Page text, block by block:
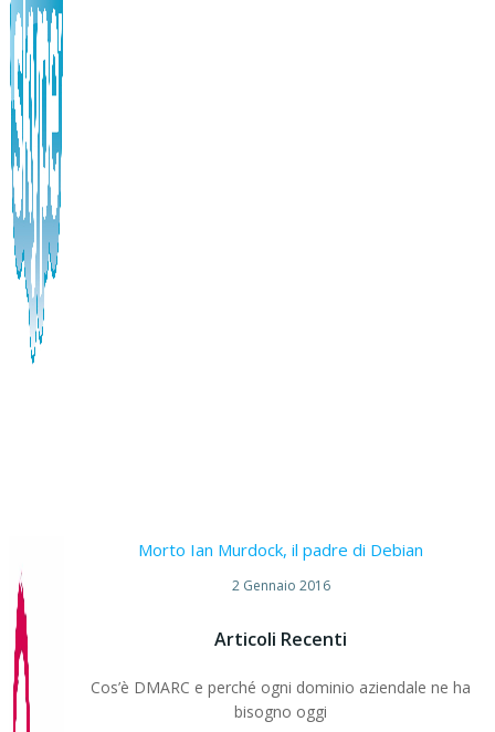
Morto Ian Murdock, il padre di Debian
2 Gennaio 2016
Articoli Recenti
Cos’è DMARC e perché ogni dominio aziendale ne ha
bisogno oggi